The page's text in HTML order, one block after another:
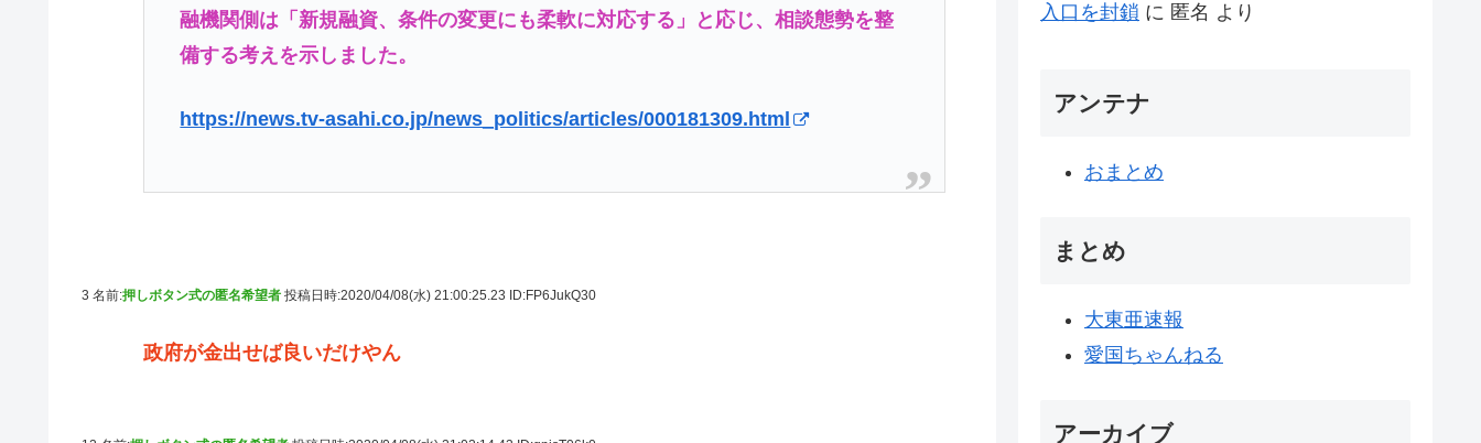
融機関側は「新規融資、条件の変更にも柔軟に対応する」と応じ、相談態勢を整
備する考えを示しました。
https://news.tv-asahi.co.jp/news_politics/articles/000181309.html
3 名前:押しボタン式の匿名希望者 投稿日時:2020/04/08(水) 21:00:25.23 ID:FP6JukQ30
政府が金出せば良いだけやん
入口を封鎖 に 匿名 より
アンテナ
おまとめ
まとめ
大東亜速報
愛国ちゃんねる
アーカイブ